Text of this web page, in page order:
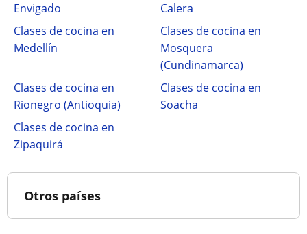
Envigado
Calera
Clases de cocina en
Medellín
Clases de cocina en
Mosquera
(Cundinamarca)
Clases de cocina en
Rionegro (Antioquia)
Clases de cocina en
Soacha
Clases de cocina en
Zipaquirá
Otros países